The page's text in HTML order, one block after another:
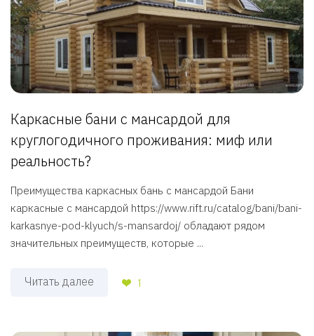
Каркасные бани с мансардой для
круглогодичного проживания: миф или
реальность?
Преимущества каркасных бань с мансардой Бани
каркасные с мансардой https://www.rift.ru/catalog/bani/bani-
karkasnye-pod-klyuch/s-mansardoj/ обладают рядом
значительных преимуществ, которые ...
Читать далее 1